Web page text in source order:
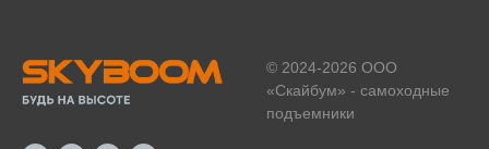
© 2024-2026 ООО
«Скайбум» - самоходные
подъемники